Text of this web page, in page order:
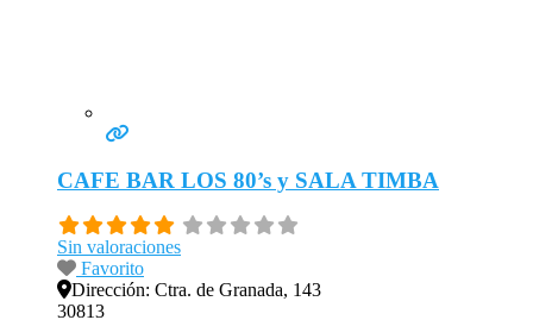
CAFE BAR LOS 80’s y SALA TIMBA
Sin valoraciones
Favorito
Dirección: Ctra. de Granada, 143
30813